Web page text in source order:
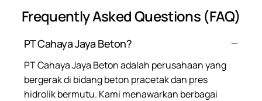
Frequently Asked Questions (FAQ)
PT Cahaya Jaya Beton?
PT Cahaya Jaya Beton adalah perusahaan yang
bergerak di bidang beton pracetak dan pres
hidrolik bermutu. Kami menawarkan berbagai